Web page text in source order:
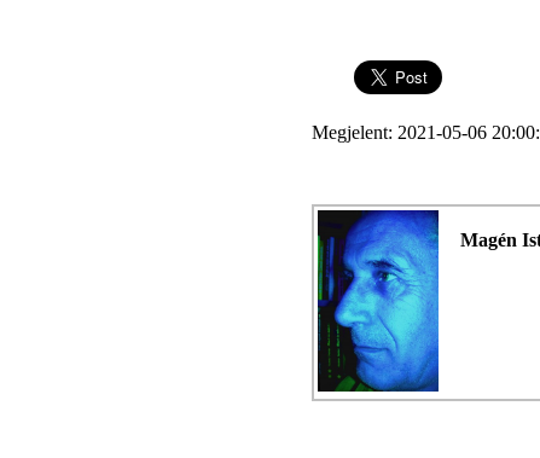
Megjelent: 2021-05-06
Magén